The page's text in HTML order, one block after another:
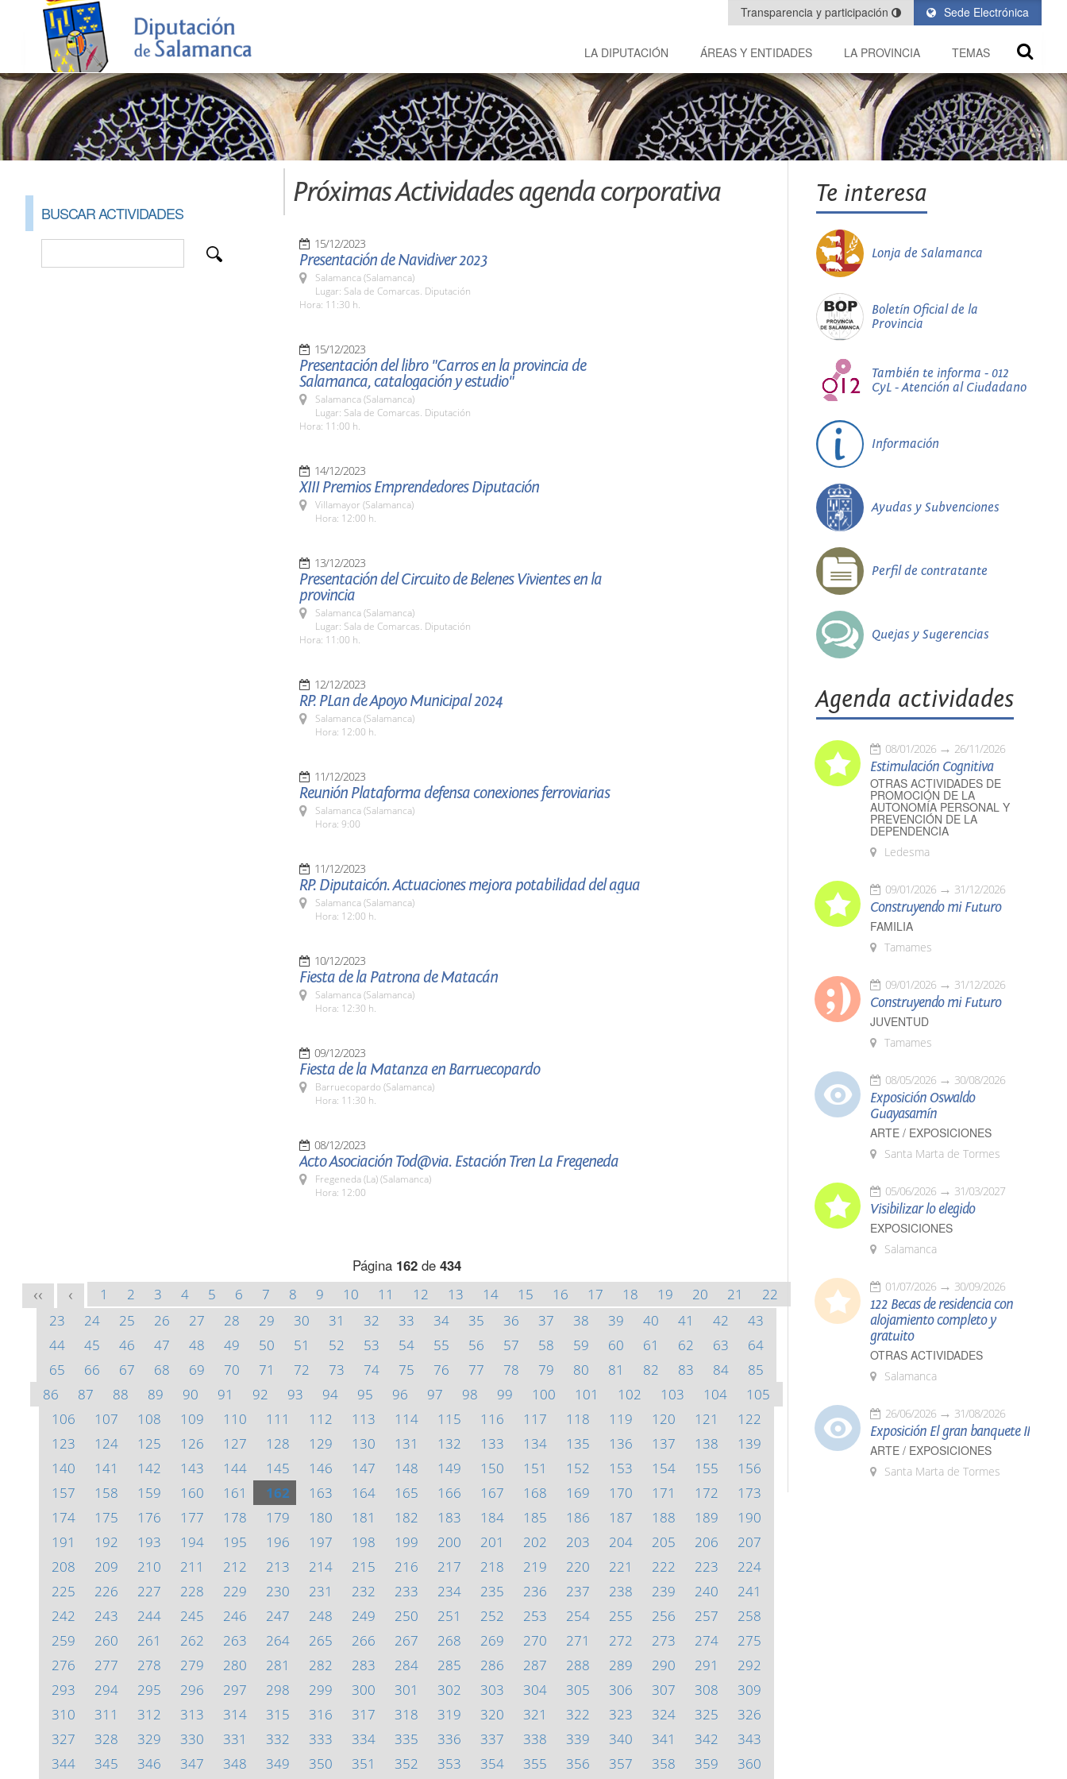
Sede Electrónica
Transparencia y participación
LA DIPUTACIÓN ÁREAS Y ENTIDADES LA PROVINCIA TEMAS
BUSCAR ACTIVIDADES
Próximas Actividades agenda corporativa
15/12/2023
Presentación de Navidiver 2023
Salamanca (Salamanca)
Lugar: Sala de Comarcas. Diputación
Hora: 11:30 h.
15/12/2023
Presentación del libro "Carros en la provincia de
Salamanca, catalogación y estudio"
Salamanca (Salamanca)
Lugar: Sala de Comarcas. Diputación
Hora: 11:00 h.
14/12/2023
XIII Premios Emprendedores Diputación
Villamayor (Salamanca)
Hora: 12:00 h.
13/12/2023
Presentación del Circuito de Belenes Vivientes en la
provincia
Salamanca (Salamanca)
Lugar: Sala de Comarcas. Diputación
Hora: 11:00 h.
12/12/2023
RP. PLan de Apoyo Municipal 2024
Salamanca (Salamanca)
Hora: 12:00 h.
11/12/2023
Reunión Plataforma defensa conexiones ferroviarias
Salamanca (Salamanca)
Hora: 9:00
11/12/2023
RP. Diputaicón. Actuaciones mejora potabilidad del agua
Salamanca (Salamanca)
Hora: 12:00 h.
10/12/2023
Fiesta de la Patrona de Matacán
Salamanca (Salamanca)
Hora: 12:30 h.
09/12/2023
Fiesta de la Matanza en Barruecopardo
Barruecopardo (Salamanca)
Hora: 11:30 h.
08/12/2023
Acto Asociación Tod@via. Estación Tren La Fregeneda
Fregeneda (La) (Salamanca)
Hora: 12:00
Página 162de 434
<< < 1 2 3 4 5 6 7 8 9 10 11 12 13 14 15 16 17 18 19 20 21
22
23
24 25 26 27 28 29 30 31 32 33 34 35 36 37 38 39 40 41 42
43
44
45 46 47 48 49 50 51 52 53 54 55 56 57 58 59 60 61 62 63
64
65
66 67 68 69 70 71 72 73 74 75 76 77 78 79 80 81 82 83 84
85
86
87 88 89 90 91 92 93 94 95 96 97 98 99 100 101 102 103 104
105
106
107 108 109 110 111 112 113 114 115 116 117 118 119 120 121
122
123
124 125 126 127 128 129 130 131 132 133 134 135 136 137 138
139
140
141 142 143 144 145 146 147 148 149 150 151 152 153 154 155
156
157
158 159 160 161 162 163 164 165 166 167 168 169 170 171 172
173
174
175 176 177 178 179 180 181 182 183 184 185 186 187 188 189
190
191
192 193 194 195 196 197 198 199 200 201 202 203 204 205 206
207
208
209 210 211 212 213 214 215 216 217 218 219 220 221 222 223
224
225
226 227 228 229 230 231 232 233 234 235 236 237 238 239 240
241
242
243 244 245 246 247 248 249 250 251 252 253 254 255 256 257
258
259
260 261 262 263 264 265 266 267 268 269 270 271 272 273 274
275
276
277 278 279 280 281 282 283 284 285 286 287 288 289 290 291
292
293
294 295 296 297 298 299 300 301 302 303 304 305 306 307 308
309
310
311 312 313 314 315 316 317 318 319 320 321 322 323 324 325
326
327
328 329 330 331 332 333 334 335 336 337 338 339 340 341 342
343
344
345 346 347 348 349 350 351 352 353 354 355 356 357 358 359 360
Te interesa
Lonja de Salamanca
Boletín Oficial de la
Provincia
También te informa - 012
CyL - Atención al Ciudadano
Información
Ayudas y Subvenciones
Perfil de contratante
Quejas y Sugerencias
Agenda actividades
08/01/2026 26/11/2026
Estimulación Cognitiva
OTRAS ACTIVIDADES DE
PROMOCIÓN DE LA
AUTONOMÍA PERSONAL Y
PREVENCIÓN DE LA
DEPENDENCIA
Ledesma
09/01/2026 31/12/2026
Construyendo mi Futuro
FAMILIA
Tamames
09/01/2026 31/12/2026
Construyendo mi Futuro
JUVENTUD
Tamames
08/05/2026 30/08/2026
Exposición Oswaldo
Guayasamín
ARTE / EXPOSICIONES
Santa Marta de Tormes
05/06/2026 31/03/2027
Visibilizar lo elegido
EXPOSICIONES
Salamanca
01/07/2026 30/09/2026
122 Becas de residencia con
alojamiento completo y
gratuito
OTRAS ACTIVIDADES
Salamanca
26/06/2026 31/08/2026
Exposición El gran banquete II
ARTE / EXPOSICIONES
Santa Marta de Tormes